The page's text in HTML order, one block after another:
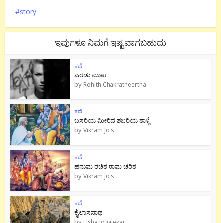
story
ಇವುಗಳೂ ನಿಮಗೆ ಇಷ್ಟವಾಗಬಹುದು
ಕಥೆ
ಎರಡು ಮುಖ
by Rohith Chakratheertha
ಕಥೆ
ಬಸರಿಯ ಮೀರಿದ ಶಬರಿಯ ತಾಳ್ಮೆ
byVikram Jois
ಕಥೆ
ಹನುಮ ರಚಿತ ರಾಮ‌ ಚರಿತ
byVikram Jois
ಕಥೆ
ಕೈಲಾಸನಾಥ